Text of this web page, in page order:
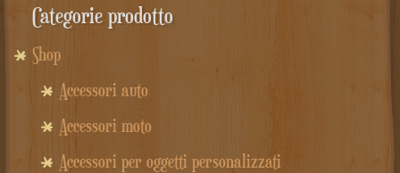
Categorie prodotto
Shop
Accessori auto
Accessori moto
Accessori per oggetti personalizzati